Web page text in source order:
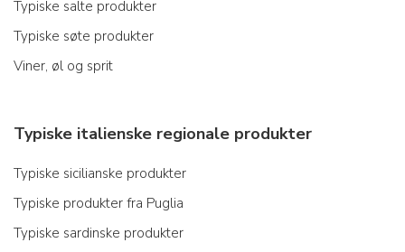
Typiske salte produkter
Typiske søte produkter
Viner, øl og sprit
Typiske italienske regionale produkter
Typiske sicilianske produkter
Typiske produkter fra Puglia
Typiske sardinske produkter